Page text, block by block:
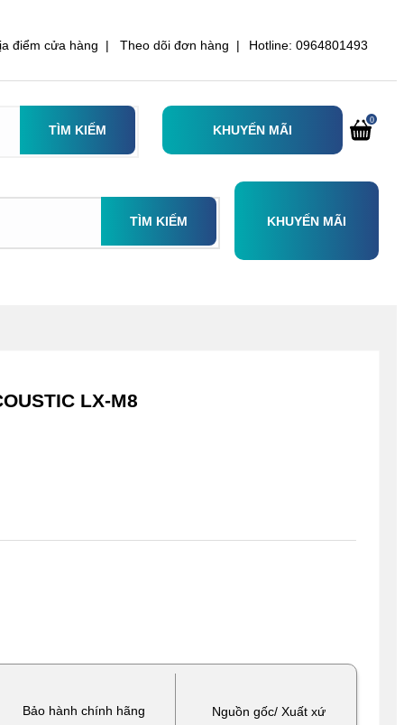
điểm cửa hàng | Theo dõi đơn hàng | Hotline: 0964801493
TÌM KIẾM KHUYẾN MÃI
0
TÌM KIẾM KHUYẾN MÃI
Bảo hành chính hãng Nguồn gốc/ Xuất xứ
LX-M8